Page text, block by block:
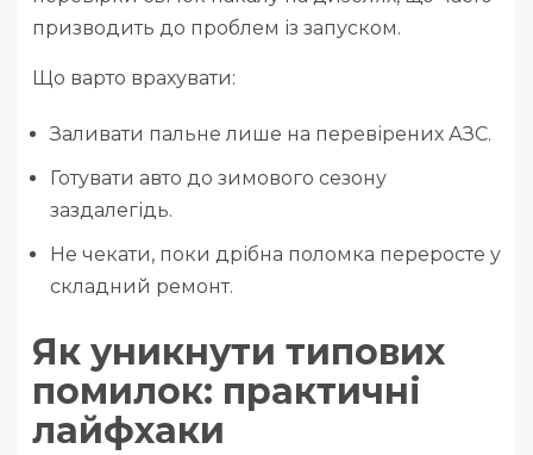
призводить до проблем із запуском.
Що варто врахувати:
Заливати пальне лише на перевірених АЗС.
Готувати авто до зимового сезону
заздалегідь.
Не чекати, поки дрібна поломка переросте у
складний ремонт.
Як уникнути типових
помилок: практичні
лайфхаки